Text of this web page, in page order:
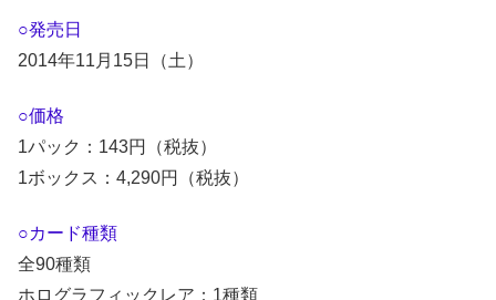
○発売日
2014年11月15日（土）
○価格
1パック：143円（税抜）
1ボックス：4,290円（税抜）
○カード種類
全90種類
ホログラフィックレア：1種類